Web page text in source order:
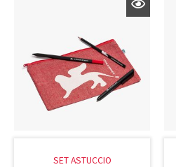
SET ASTUCCIO